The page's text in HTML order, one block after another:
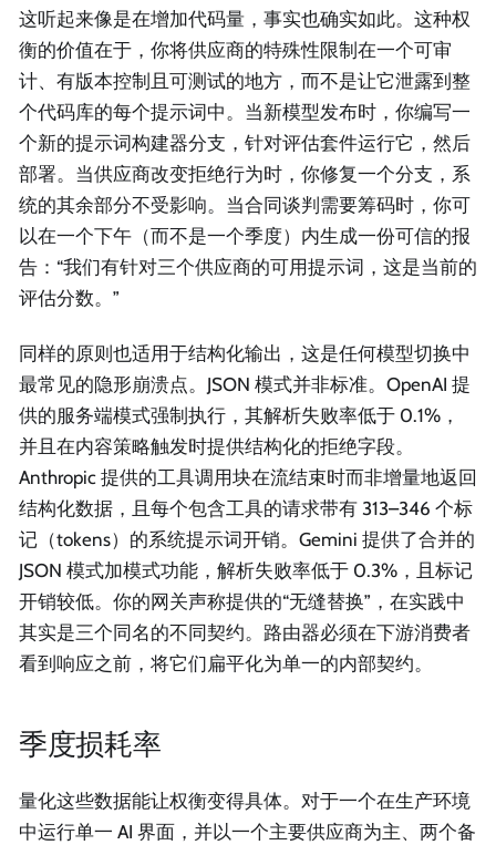
这听起来像是在增加代码量，事实也确实如此。这种权
衡的价值在于，你将供应商的特殊性限制在一个可审
计、有版本控制且可测试的地方，而不是让它泄露到整
个代码库的每个提示词中。当新模型发布时，你编写一
个新的提示词构建器分支，针对评估套件运行它，然后
部署。当供应商改变拒绝行为时，你修复一个分支，系
统的其余部分不受影响。当合同谈判需要筹码时，你可
以在一个下午（而不是一个季度）内生成一份可信的报
告：“我们有针对三个供应商的可用提示词，这是当前的
评估分数。”
同样的原则也适用于结构化输出，这是任何模型切换中
最常见的隐形崩溃点。JSON 模式并非标准。OpenAI 提
供的服务端模式强制执行，其解析失败率低于 0.1%，
并且在内容策略触发时提供结构化的拒绝字段。
Anthropic 提供的工具调用块在流结束时而非增量地返回
结构化数据，且每个包含工具的请求带有 313–346 个标
记（tokens）的系统提示词开销。Gemini 提供了合并的
JSON 模式加模式功能，解析失败率低于 0.3%，且标记
开销较低。你的网关声称提供的“无缝替换”，在实践中
其实是三个同名的不同契约。路由器必须在下游消费者
看到响应之前，将它们扁平化为单一的内部契约。
季度损耗率
量化这些数据能让权衡变得具体。对于一个在生产环境
中运行单一 AI 界面，并以一个主要供应商为主、两个备